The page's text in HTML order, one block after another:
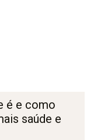
é e como
saúde e